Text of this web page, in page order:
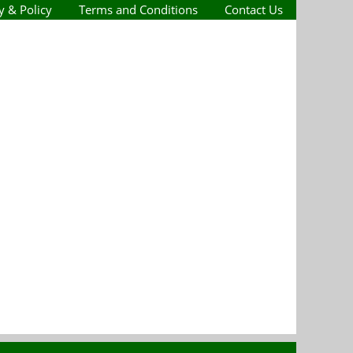
& Policy Terms and Conditions Contact Us